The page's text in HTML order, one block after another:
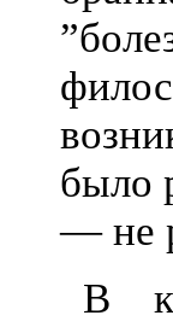
было
— не
В